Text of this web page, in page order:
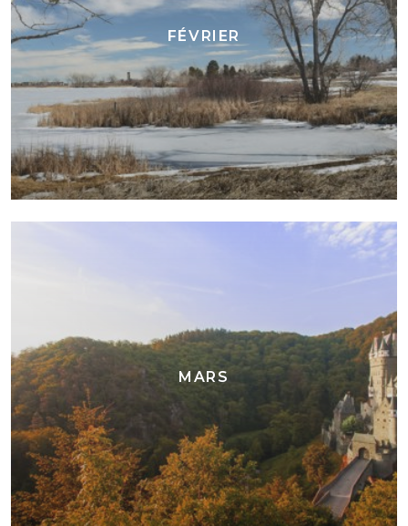
FÉVRIER
MARS